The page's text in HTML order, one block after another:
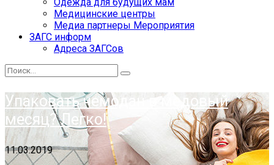
Медицинские центры
Медиа партнеры Мероприятия
ЗАГС информ
Адреса ЗАГСов
Упаковать чемодан в медовый
месяц? Легко!
11.03.2019